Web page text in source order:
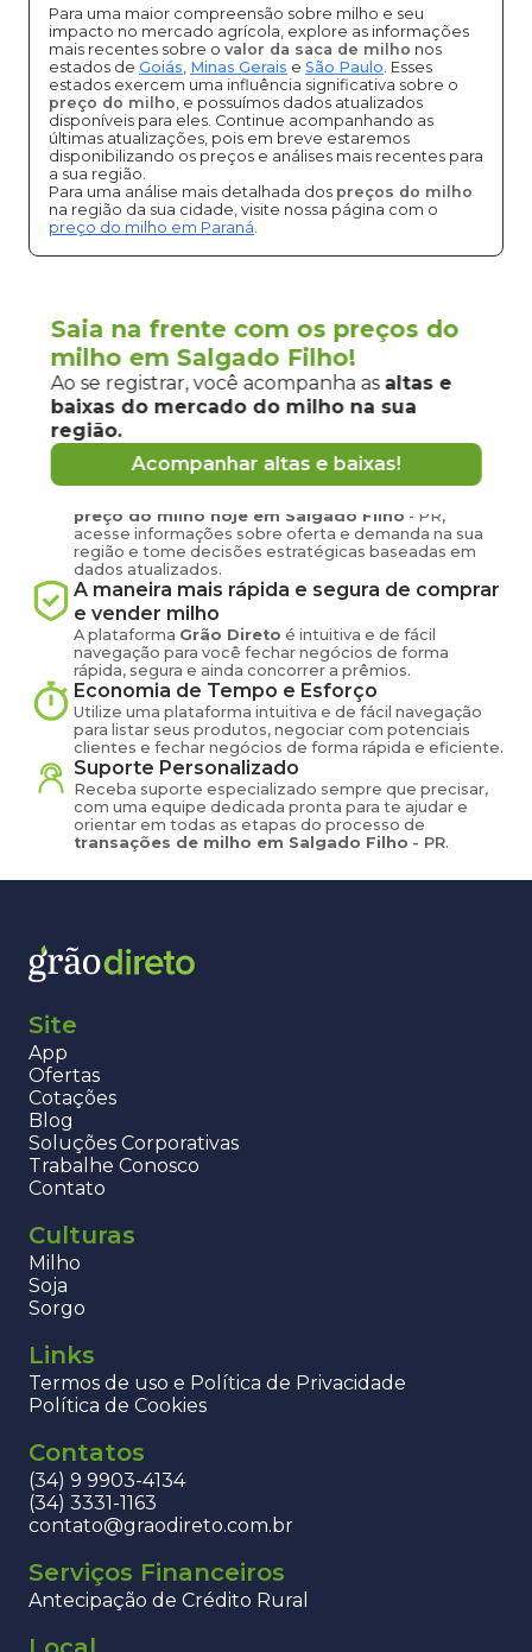
Para uma maior compreensão sobre milho e seu
impacto no mercado agrícola, explore as informações
mais recentes sobre o valor da saca de milho nos
estados de Goiás, Minas Gerais e São Paulo. Esses
estados exercem uma influência significativa sobre o
preço do milho, e possuímos dados atualizados
disponíveis para eles. Continue acompanhando as
últimas atualizações, pois em breve estaremos
disponibilizando os preços e análises mais recentes para
a sua região.
Para uma análise mais detalhada dos preços do milho
na região da sua cidade, visite nossa página com o
preço do milho em Paraná.
Vantagens de negociar milho em
Salgado Filho
pelaGrão Direto
Conecte-se agora com produtores e
compradores de
milho Salgado Filho
e
região
preço do milho hoje em Salgado Filho - PR,
acesse informações sobre oferta e demanda na sua
região e tome decisões estratégicas baseadas em
dados atualizados.
A maneira mais rápida e segura de comprar
e vender milho
A plataforma Grão Direto é intuitiva e de fácil
navegação para você fechar negócios de forma
rápida, segura e ainda concorrer a prêmios.
Economia de Tempo e Esforço
Utilize uma plataforma intuitiva e de fácil navegação
para listar seus produtos, negociar com potenciais
clientes e fechar negócios de forma rápida e eficiente.
Suporte Personalizado
Receba suporte especializado sempre que precisar,
com uma equipe dedicada pronta para te ajudar e
orientar em todas as etapas do processo de
transações de milho em Salgado Filho - PR.
Site
App
Ofertas
Cotações
Blog
Soluções Corporativas
Trabalhe Conosco
Contato
Culturas
Milho
Soja
Sorgo
Links
Termos de uso e Política de Privacidade
Política de Cookies
Contatos
(34) 9 9903-4134
(34) 3331-1163
contato@graodireto.com.br
Serviços Financeiros
Antecipação de Crédito Rural
Saia na frente com os preços do
milho em Salgado Filho!
Ao se registrar, você acompanha as altas e
baixas do mercado do milhona sua
região.
Acompanhar altas e baixas!